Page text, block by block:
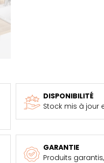
DISPONIBILITÉ
Stock mis à jour
GARANTIE
Produits